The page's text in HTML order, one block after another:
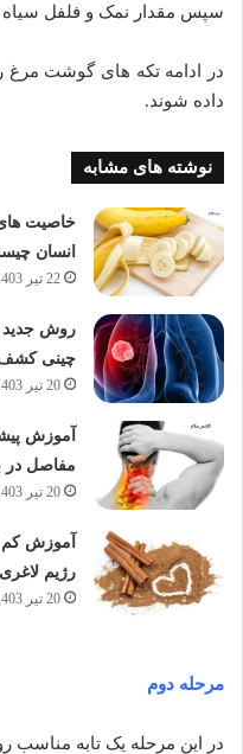
سپس مقدار نمک و فلفل سیاه
در ادامه تکه های گوشت مرغ
داده شوند.
نوشته های مشابه
خاصیت
انسان
22 تیر 1403
روش جدید
چینی
20 تیر 1403
آموزش
مفاصل در
20 تیر 1403
رژیم
20 تیر 1403
مرحله دوم
در این مرحله یک تابه